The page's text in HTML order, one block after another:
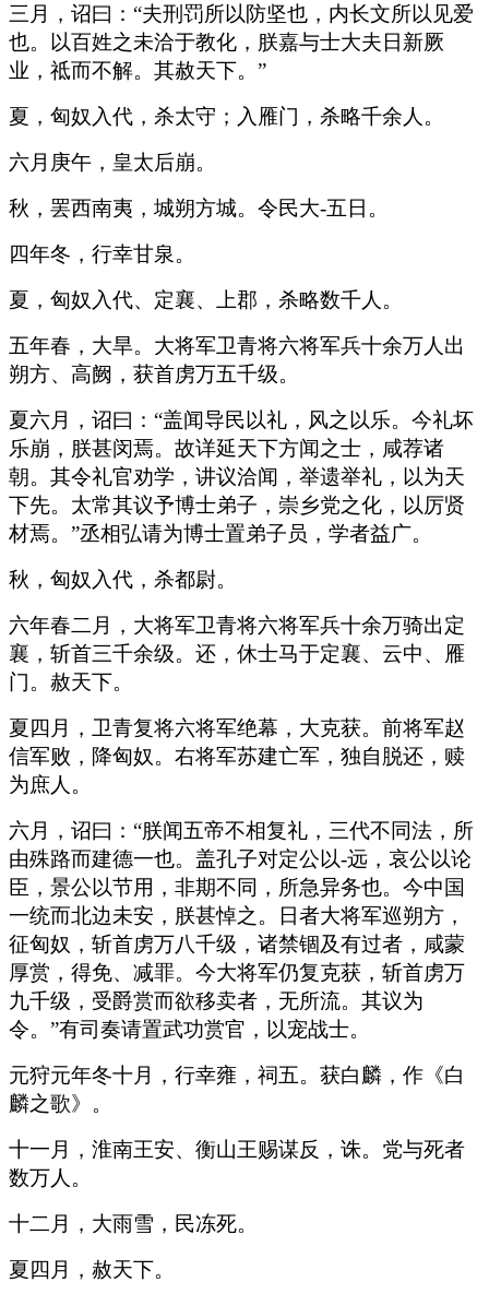
三月，诏曰：“夫刑罚所以防坚也，内长文所以见爱
也。以百姓之未洽于教化，朕嘉与士大夫日新厥
业，祗而不解。其赦天下。”
夏，匈奴入代，杀太守；入雁门，杀略千余人。
六月庚午，皇太后崩。
秋，罢西南夷，城朔方城。令民大-五日。
四年冬，行幸甘泉。
夏，匈奴入代、定襄、上郡，杀略数千人。
五年春，大旱。大将军卫青将六将军兵十余万人出
朔方、高阙，获首虏万五千级。
夏六月，诏曰：“盖闻导民以礼，风之以乐。今礼坏
乐崩，朕甚闵焉。故详延天下方闻之士，咸荐诸
朝。其令礼官劝学，讲议洽闻，举遗举礼，以为天
下先。太常其议予博士弟子，崇乡党之化，以厉贤
材焉。”丞相弘请为博士置弟子员，学者益广。
秋，匈奴入代，杀都尉。
六年春二月，大将军卫青将六将军兵十余万骑出定
襄，斩首三千余级。还，休士马于定襄、云中、雁
门。赦天下。
夏四月，卫青复将六将军绝幕，大克获。前将军赵
信军败，降匈奴。右将军苏建亡军，独自脱还，赎
为庶人。
六月，诏曰：“朕闻五帝不相复礼，三代不同法，所
由殊路而建德一也。盖孔子对定公以-远，哀公以论
臣，景公以节用，非期不同，所急异务也。今中国
一统而北边未安，朕甚悼之。日者大将军巡朔方，
征匈奴，斩首虏万八千级，诸禁锢及有过者，咸蒙
厚赏，得免、减罪。今大将军仍复克获，斩首虏万
九千级，受爵赏而欲移卖者，无所流。其议为
令。”有司奏请置武功赏官，以宠战士。
元狩元年冬十月，行幸雍，祠五。获白麟，作《白
麟之歌》。
十一月，淮南王安、衡山王赐谋反，诛。党与死者
数万人。
十二月，大雨雪，民冻死。
夏四月，赦天下。